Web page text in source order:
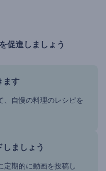
促進しましょう
ます
、自慢の料理のレシピを
ましょう
定期的に動画を投稿し